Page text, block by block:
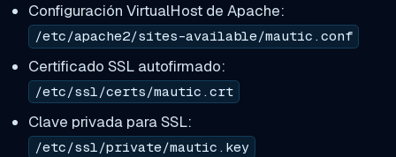
Configuración VirtualHost de Apache:
/etc/apache2/sites-available/mautic.conf
Certificado SSL autofirmado:
/etc/ssl/certs/mautic.crt
Clave privada para SSL:
/etc/ssl/private/mautic.key